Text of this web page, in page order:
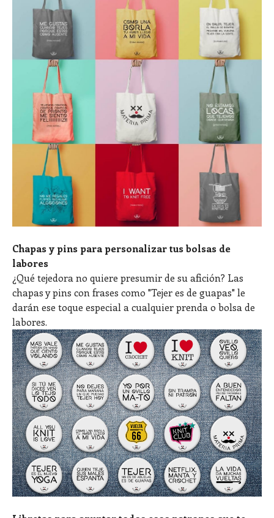
Chapas y pins para personalizar tus bolsas de
labores
¿Qué tejedora no quiere presumir de su afición? Las
chapas y pins con frases como "Tejer es de guapas" le
darán ese toque especial a cualquier prenda o bolsa de
labores.